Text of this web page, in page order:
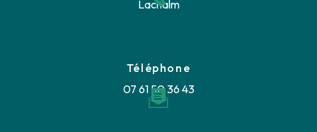
Lachalm
Téléphone
07 61 50 36 43